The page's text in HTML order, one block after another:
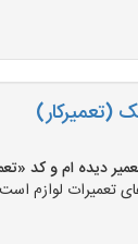
(تعمیرکار)
10708» را
لوازم است